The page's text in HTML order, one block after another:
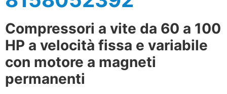
Compressori a vite da 60 a 100
HP a velocità fissa e variabile
con motore a magneti
permanenti